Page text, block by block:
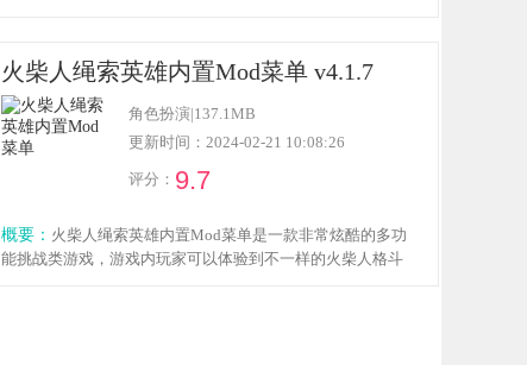
小伙伴欢迎点击下载体验！
火柴人绳索英雄内置Mod菜单 v4.1.7
角色扮演|137.1MB
更新时间：2024-02-21 10:08:26
评分： 9.7
概要： 火柴人绳索英雄内置Mod菜单是一款非常炫酷的多功
能挑战类游戏，游戏内玩家可以体验到不一样的火柴人格斗